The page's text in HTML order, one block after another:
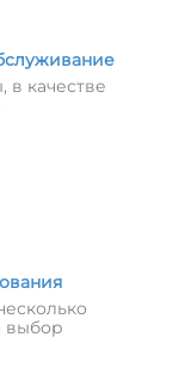
в качестве
выбор